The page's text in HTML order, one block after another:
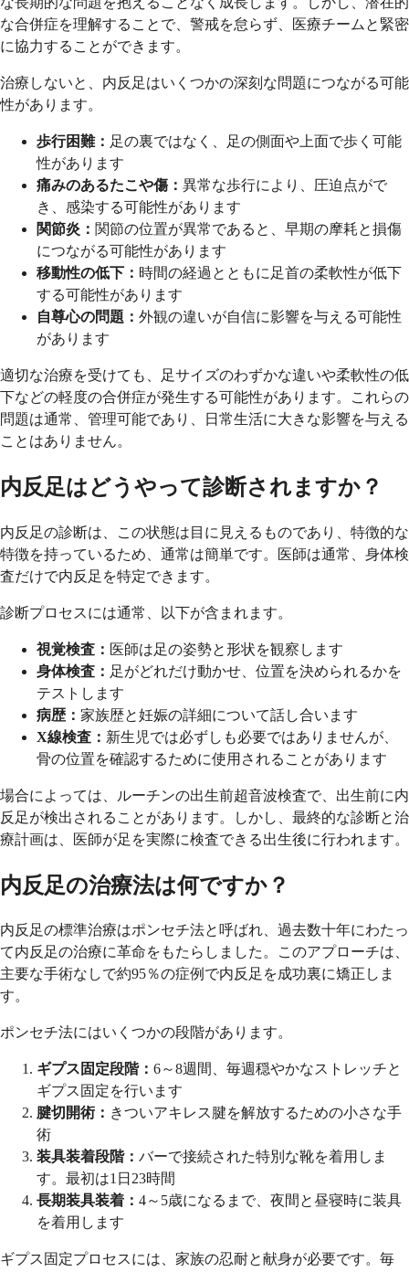
な合併症を理解することで、警戒を怠らず、医療チームと緊密
に協力することができます。
治療しないと、内反足はいくつかの深刻な問題につながる可能
性があります。
歩行困難： 足の裏ではなく、足の側面や上面で歩く可能
性があります
痛みのあるたこや傷： 異常な歩行により、圧迫点がで
き、感染する可能性があります
関節炎： 関節の位置が異常であると、早期の摩耗と損傷
につながる可能性があります
移動性の低下： 時間の経過とともに足首の柔軟性が低下
する可能性があります
自尊心の問題： 外観の違いが自信に影響を与える可能性
があります
適切な治療を受けても、足サイズのわずかな違いや柔軟性の低
下などの軽度の合併症が発生する可能性があります。これらの
問題は通常、管理可能であり、日常生活に大きな影響を与える
ことはありません。
内反足はどうやって診断されますか？
内反足の診断は、この状態は目に見えるものであり、特徴的な
特徴を持っているため、通常は簡単です。医師は通常、身体検
査だけで内反足を特定できます。
診断プロセスには通常、以下が含まれます。
視覚検査： 医師は足の姿勢と形状を観察します
身体検査： 足がどれだけ動かせ、位置を決められるかを
テストします
病歴： 家族歴と妊娠の詳細について話し合います
X線検査： 新生児では必ずしも必要ではありませんが、
骨の位置を確認するために使用されることがあります
場合によっては、ルーチンの出生前超音波検査で、出生前に内
反足が検出されることがあります。しかし、最終的な診断と治
療計画は、医師が足を実際に検査できる出生後に行われます。
内反足の治療法は何ですか？
内反足の標準治療はポンセチ法と呼ばれ、過去数十年にわたっ
て内反足の治療に革命をもたらしました。このアプローチは、
主要な手術なしで約95％の症例で内反足を成功裏に矯正しま
す。
ポンセチ法にはいくつかの段階があります。
ギプス固定段階： 6～8週間、毎週穏やかなストレッチと
ギプス固定を行います
腱切開術： きついアキレス腱を解放するための小さな手
術
装具装着段階： バーで接続された特別な靴を着用しま
す。最初は1日23時間
長期装具装着： 4～5歳になるまで、夜間と昼寝時に装具
を着用します
ギプス固定プロセスには、家族の忍耐と献身が必要です。毎